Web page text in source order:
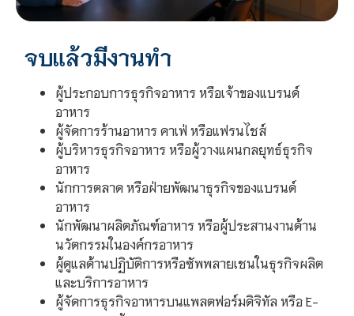
จบแล้วมีงานทำ
ผู้ประกอบการธุรกิจอาหาร หรือเจ้าของแบรนด์
อาหาร
ผู้จัดการร้านอาหาร คาเฟ่ หรือแฟรนไชส์
ผู้บริหารธุรกิจอาหาร หรือผู้วางแผนกลยุทธ์ธุรกิจ
อาหาร
นักการตลาด หรือฝ่ายพัฒนาธุรกิจของแบรนด์
อาหาร
นักพัฒนาผลิตภัณฑ์อาหาร หรือผู้ประสานงานด้าน
นวัตกรรมในองค์กรอาหาร
ผู้ดูแลด้านปฏิบัติการหรือซัพพลายเชนในธุรกิจผลิต
และบริการอาหาร
ผู้จัดการธุรกิจอาหารบนแพลตฟอร์มดิจิทัล หรือ E-